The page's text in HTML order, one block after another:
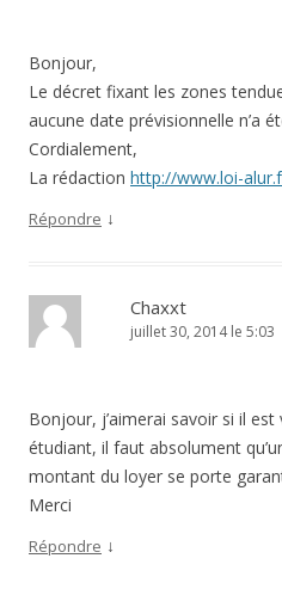
Bonjour,
Le décret fixant les zones
aucune date prévisionnelle n’a
Cordialement,
La rédaction http://www.loi-
Répondre ↓
Chaxxt
juillet 30, 2014 le 5:03
Bonjour, j’aimerai savoir si il est
étudiant, il faut absolument
montant du loyer se porte
Merci
Répondre ↓